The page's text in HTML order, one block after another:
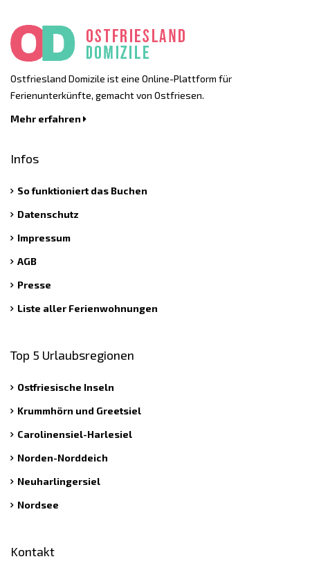
Ostfriesland Domizile ist eine Online-Plattform für
Ferienunterkünfte, gemacht von Ostfriesen.
Mehr erfahren
Infos
So funktioniert das Buchen
Datenschutz
Impressum
AGB
Presse
Liste aller Ferienwohnungen
Top 5 Urlaubsregionen
Ostfriesische Inseln
Krummhörn und Greetsiel
Carolinensiel-Harlesiel
Norden-Norddeich
Neuharlingersiel
Nordsee
Kontakt